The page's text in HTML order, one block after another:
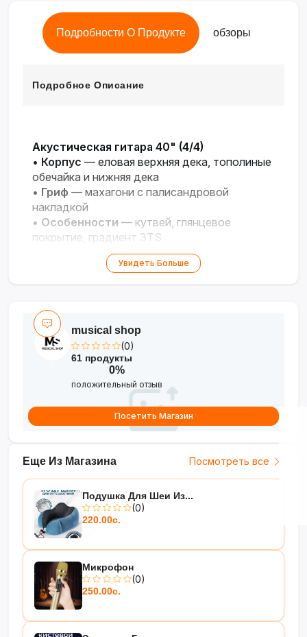
Подробности О Продукте обзоры
Подробное Описание
Акустическая гитара 40" (4/4)
• Корпус — еловая верхняя дека, тополиные
обечайка и нижняя дека
• Гриф — махагони с палисандровой
накладкой
• Особенности — кутвей, глянцевое
покрытие, градиент 3TS
— 40" (универсальный)
Увидеть Больше
Еще Из Магазина Посмотреть все
Подушка Для Шеи Из...
(0)
220.00с.
Микрофон
(0)
250.00с.
musical shop
(0)
61 продукты
0%
положительный отзыв
Посетить Магазин